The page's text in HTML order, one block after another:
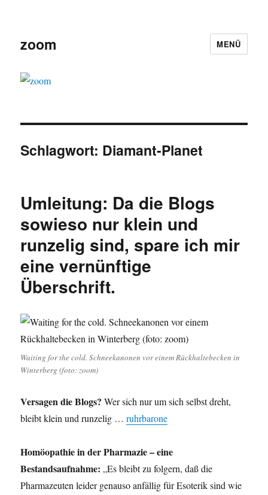
zoom MENÜ
Schlagwort: Diamant-Planet
Umleitung: Da die Blogs
sowieso nur klein und
runzelig sind, spare ich mir
eine vernünftige
Überschrift.
Waiting for the cold. Schneekanonen vor einem Rückhaltebecken in
Winterberg (foto: zoom)
Versagen die Blogs? Wer sich nur um sich selbst dreht,
bleibt klein und runzelig …ruhrbarone
Homöopathie in der Pharmazie – eine
Bestandsaufnahme: „Es bleibt zu folgern, daß die
Pharmazeuten leider genauso anfällig für Esoterik sind wie